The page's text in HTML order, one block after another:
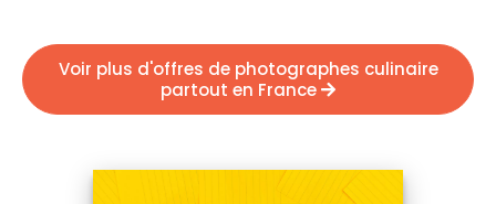
Voir plus d'offres de photographes culinaire
partout en France